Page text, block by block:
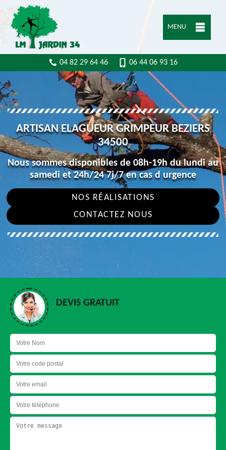
MENU
04 82 29 64 46 06 44 06 93 16
ARTISAN ELAGUEUR GRIMPEUR BEZIERS
34500
Nous sommes disponibles de 08h-19h du lundi au
samedi et 24h/24 7j/7 en cas d urgence
NOS RÉALISATIONS
CONTACTEZ NOUS
DEVIS GRATUIT